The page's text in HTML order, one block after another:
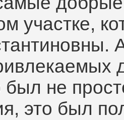
участке,
не
это был